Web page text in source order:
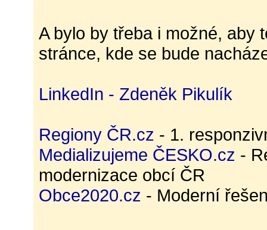
A bylo by třeba i možné, aby
stránce, kde se bude
LinkedIn - Zdeněk Pikulík
Regiony ČR.cz - 1.
Medializujeme ČESKO.cz -
modernizace obcí ČR
Obce2020.cz - Moderní